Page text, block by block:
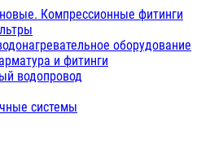
Компрессионные фитинги
оборудование
и фитинги
водопровод
системы